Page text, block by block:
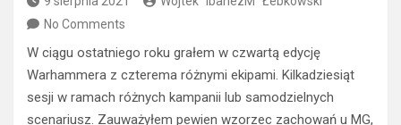
No Comments
W ciągu ostatniego roku grałem w czwartą edycję
Warhammera z czterema różnymi ekipami. Kilkadziesiąt
sesji w ramach różnych kampanii lub samodzielnych
scenariusz. Zauważyłem pewien wzorzec zachowań u MG,